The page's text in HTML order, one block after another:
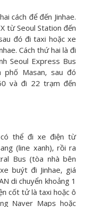
cách để đến Jinhae.
từ Seoul Station đến
đó đi taxi hoặc xe
Cách thứ hai là đi
Seoul Express Bus
phố Masan, sau đó
và đi 22 trạm đến
thể đi xe điện từ
(line xanh), rồi ra
Bus (tòa nhà bên
buýt đi Jinhae, giá
di chuyển khoảng 1
cốt tử là taxi hoặc ô
Naver Maps hoặc